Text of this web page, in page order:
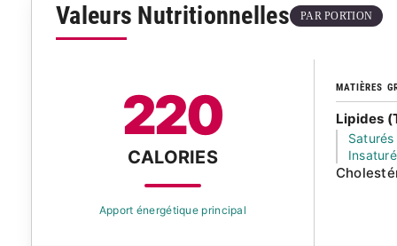
Valeurs Nutritionnelles PAR PORTION
220
CALORIES
Apport énergétique principal
MATIÈRES
Lipides
Saturés